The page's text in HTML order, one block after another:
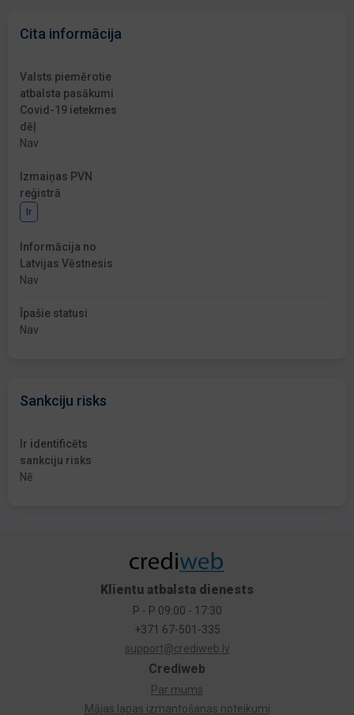
Cita informācija
Valsts piemērotie
atbalsta pasākumi
Covid-19 ietekmes
dēļ
Nav
Izmaiņas PVN
reģistrā
Ir
Informācija no
Latvijas Vēstnesis
Nav
Īpašie statusi
Nav
Sankciju risks
Ir identificēts
sankciju risks
Nē
Crediweb
Par mums
Mājas lapas izmantošanas noteikumi
Klientu atbalsta dienests
P - P 09:00 - 17:30
+371 67-501-335
support@crediweb.lv